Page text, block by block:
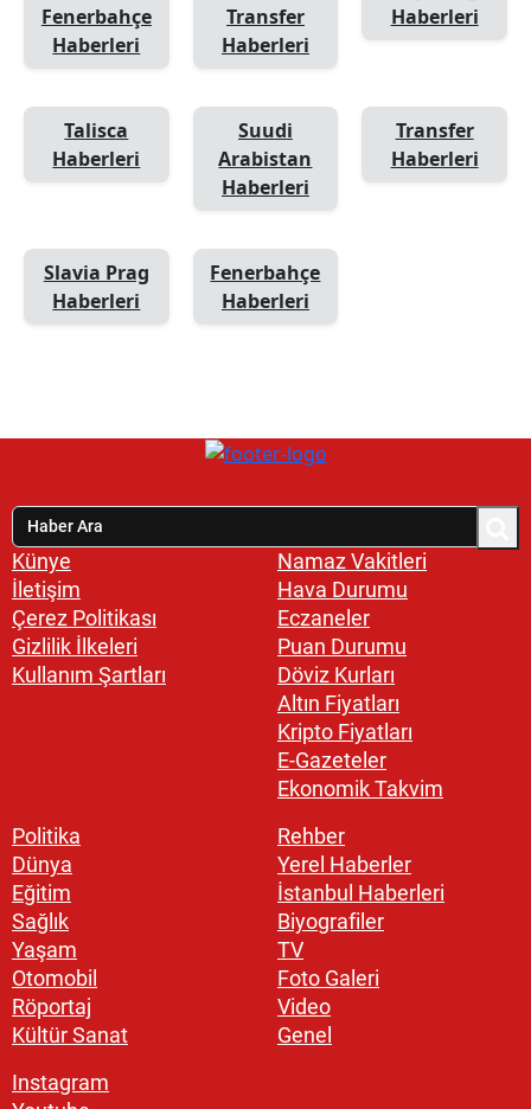
Fenerbahçe
Haberleri
Transfer
Haberleri
Haberleri
Talisca
Haberleri
Suudi
Arabistan
Haberleri
Transfer
Haberleri
Slavia Prag
Haberleri
Fenerbahçe
Haberleri
Künye
İletişim
Çerez Politikası
Gizlilik İlkeleri
Kullanım Şartları
Namaz Vakitleri
Hava Durumu
Eczaneler
Puan Durumu
Döviz Kurları
Altın Fiyatları
Kripto Fiyatları
E-Gazeteler
Ekonomik Takvim
Politika
Dünya
Eğitim
Sağlık
Yaşam
Otomobil
Röportaj
Kültür Sanat
Rehber
Yerel Haberler
İstanbul Haberleri
Biyografiler
TV
Foto Galeri
Video
Genel
Instagram